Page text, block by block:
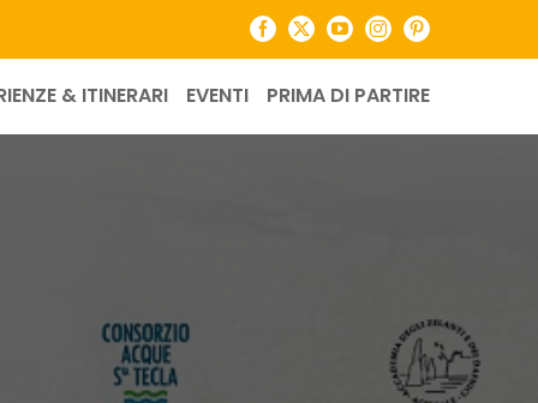
Facebook
X YouTubeInstagramPinterest
& ITINERARI EVENTI PRIMA DI PARTIRE